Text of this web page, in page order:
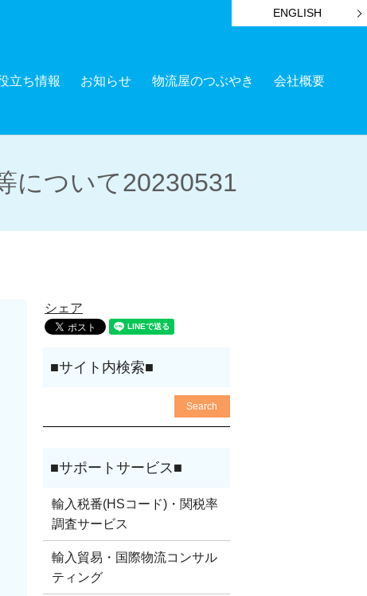
ENGLISH
立ち情報 お知らせ 物流屋のつぶやき
会社概要
について20230531
シェア
輸入税番(HSコード)・関税率
調査サービス
輸入貿易・国際物流コンサル
ティング